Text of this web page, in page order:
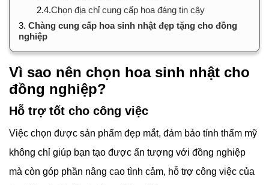
2.4.Chọn địa chỉ cung cấp hoa đáng tin cậy
3. Chàng cung cấp hoa sinh nhật đẹp tặng cho đồng
nghiệp
Vì sao nên chọn hoa sinh nhật cho
đồng nghiệp?
Hỗ trợ tốt cho công việc
Việc chọn được sản phẩm đẹp mắt, đảm bảo tính thẩm mỹ
không chỉ giúp bạn tạo được ấn tượng với đồng nghiệp
mà còn góp phần nâng cao tình cảm, hỗ trợ công việc của